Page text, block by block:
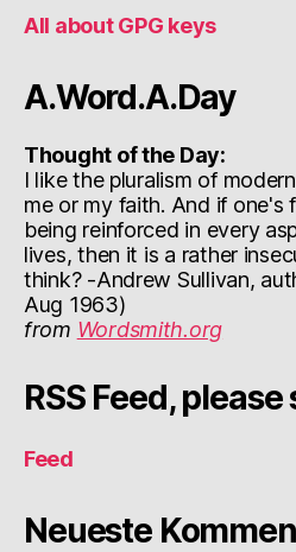
All about GPG keys
A.Word.A.Day
Thought of the Day:
I like the pluralism of
me or my faith. And if one's
being reinforced in every
lives, then it is a rather
think? -Andrew Sullivan,
Aug 1963)
from Wordsmith.org
RSS Feed,
Feed
Neueste